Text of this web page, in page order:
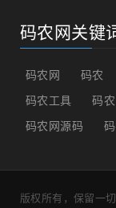
码农网关键
码农网 码农
码农工具
码
码农网源码
版权所有，保留一